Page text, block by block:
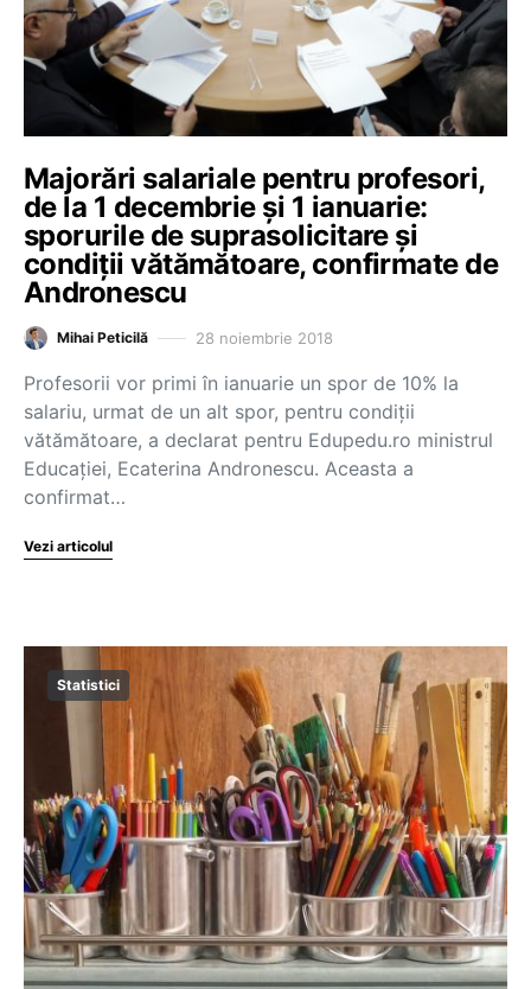
Majorări salariale pentru profesori,
de la 1 decembrie și 1 ianuarie:
sporurile de suprasolicitare și
condiții vătămătoare, confirmate de
Andronescu
Mihai Peticilă 28 noiembrie 2018
Profesorii vor primi în ianuarie un spor de 10% la
salariu, urmat de un alt spor, pentru condiţii
vătămătoare, a declarat pentru Edupedu.ro ministrul
Educației, Ecaterina Andronescu. Aceasta a
confirmat…
Vezi articolul
Statistici